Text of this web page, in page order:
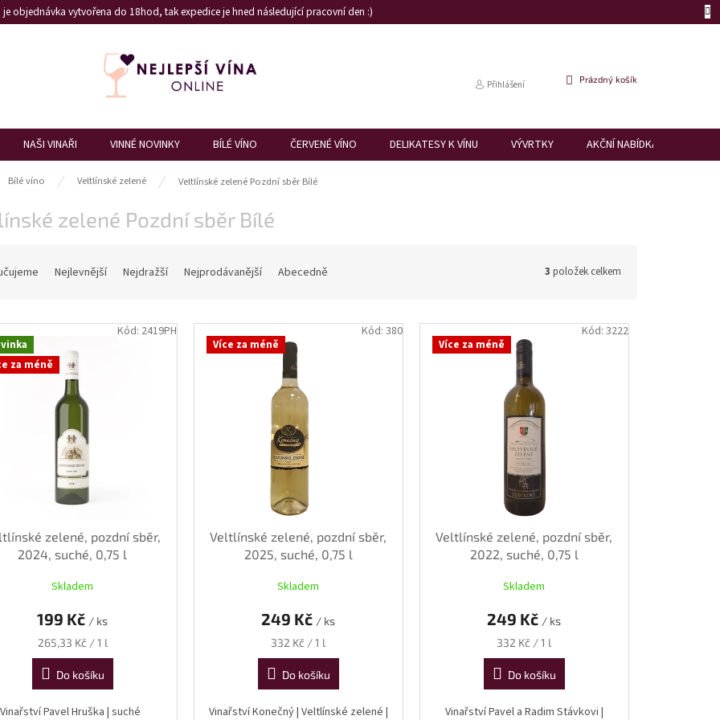
objednávka vytvořena do 18hod, tak expedice je hned následující pracovní den :)
Přihlášení
NÁKUPNÍ
Prázdný košík
NAŠI VINAŘI VINNÉ NOVINKY BÍLÉ VÍNO ČERVENÉ VÍNO DELIKATESY K VÍNU VÝVRTKY AKČNÍ NABÍDKA
Bílé víno Veltlínské zelené Veltlínské zelené Pozdní sběr Bílé
zelené Pozdní sběr Bílé
Nejlevnější Nejdražší Nejprodávanější Abecedně 3 položek celkem
za méně
zelené, pozdní sběr,
2024, suché, 0,75 l
Skladem
199 Kč / ks
Měrná
cena:
265,33 Kč / 1 l
Do košíku
Vinařství Pavel Hruška | suché
Kód: 2419PH
Více za méně
Veltlínské zelené, pozdní sběr,
2025, suché, 0,75 l
Skladem
249 Kč / ks
Měrná
cena:
332 Kč / 1 l
Do košíku
Vinařství Konečný | Veltlínské zelené |
Kód: 380
Více za méně
Veltlínské zelené, pozdní sběr,
2022, suché, 0,75 l
Skladem
249 Kč / ks
Měrná
cena:
332 Kč / 1 l
Do košíku
Vinařství Pavel a Radim Stávkovi |
Kód: 3222